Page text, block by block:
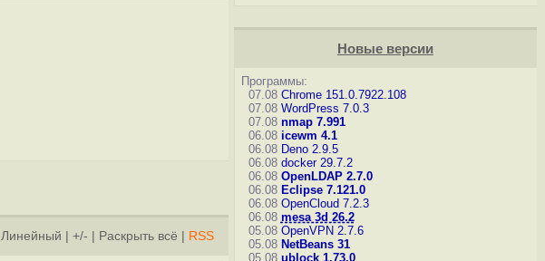
Линейный +/- Раскрыть всё RSS
Новые версии
Программы:
07.08 Chrome 151.0.7922.108
07.08 WordPress 7.0.3
07.08 nmap 7.991
06.08 icewm 4.1
06.08 Deno 2.9.5
06.08 docker 29.7.2
06.08 OpenLDAP 2.7.0
06.08 Eclipse 7.121.0
06.08 OpenCloud 7.2.3
06.08 mesa 3d 26.2
05.08 OpenVPN 2.7.6
05.08 NetBeans 31
05.08 ublock 1.73.0